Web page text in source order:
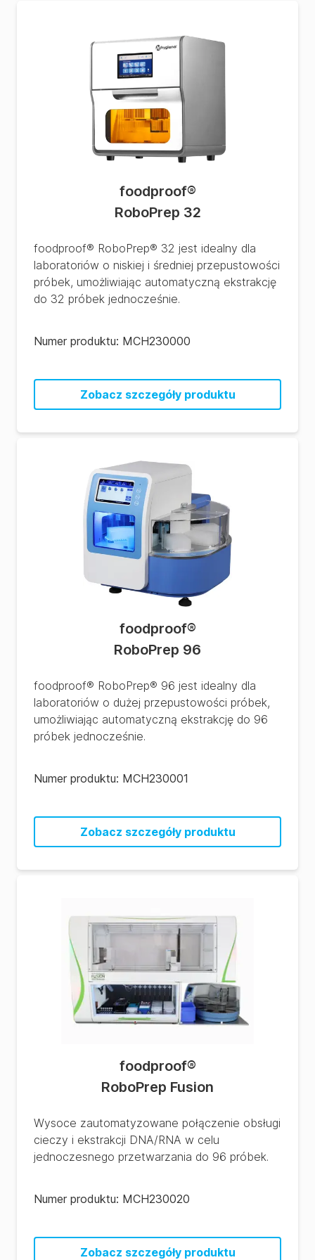
foodproof®
RoboPrep 32
foodproof® RoboPrep® 32 jest idealny dla
laboratoriów o niskiej i średniej przepustowości
próbek, umożliwiając automatyczną ekstrakcję
do 32 próbek jednocześnie.
Numer produktu: MCH230000
Zobacz szczegóły produktu
foodproof®
RoboPrep 96
foodproof® RoboPrep® 96 jest idealny dla
laboratoriów o dużej przepustowości próbek,
umożliwiając automatyczną ekstrakcję do 96
próbek jednocześnie.
Numer produktu: MCH230001
Zobacz szczegóły produktu
foodproof®
RoboPrep Fusion
Wysoce zautomatyzowane połączenie obsługi
cieczy i ekstrakcji DNA/RNA w celu
jednoczesnego przetwarzania do 96 próbek.
Numer produktu: MCH230020
Zobacz szczegóły produktu